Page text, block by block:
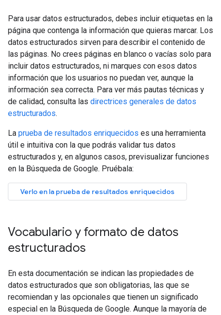
Para usar datos estructurados, debes incluir etiquetas en la
página que contenga la información que quieras marcar. Los
datos estructurados sirven para describir el contenido de
las páginas. No crees páginas en blanco o vacías solo para
incluir datos estructurados, ni marques con esos datos
información que los usuarios no puedan ver, aunque la
información sea correcta. Para ver más pautas técnicas y
de calidad, consulta las directrices generales de datos
estructurados.
La prueba de resultados enriquecidos es una herramienta
útil e intuitiva con la que podrás validar tus datos
estructurados y, en algunos casos, previsualizar funciones
en la Búsqueda de Google. Pruébala:
Vocabulario y formato de datos
estructurados
En esta documentación se indican las propiedades de
datos estructurados que son obligatorias, las que se
recomiendan y las opcionales que tienen un significado
especial en la Búsqueda de Google. Aunque la mayoría de